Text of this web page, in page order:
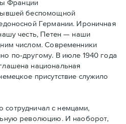
Франции
беспомощной
Германии. Ироничная
честь, Петен — наши
числом. Современники
по-другому. В июле 1940 года
национальная
присутствие служило
сотрудничал с немцами,
революцию. И наоборот,